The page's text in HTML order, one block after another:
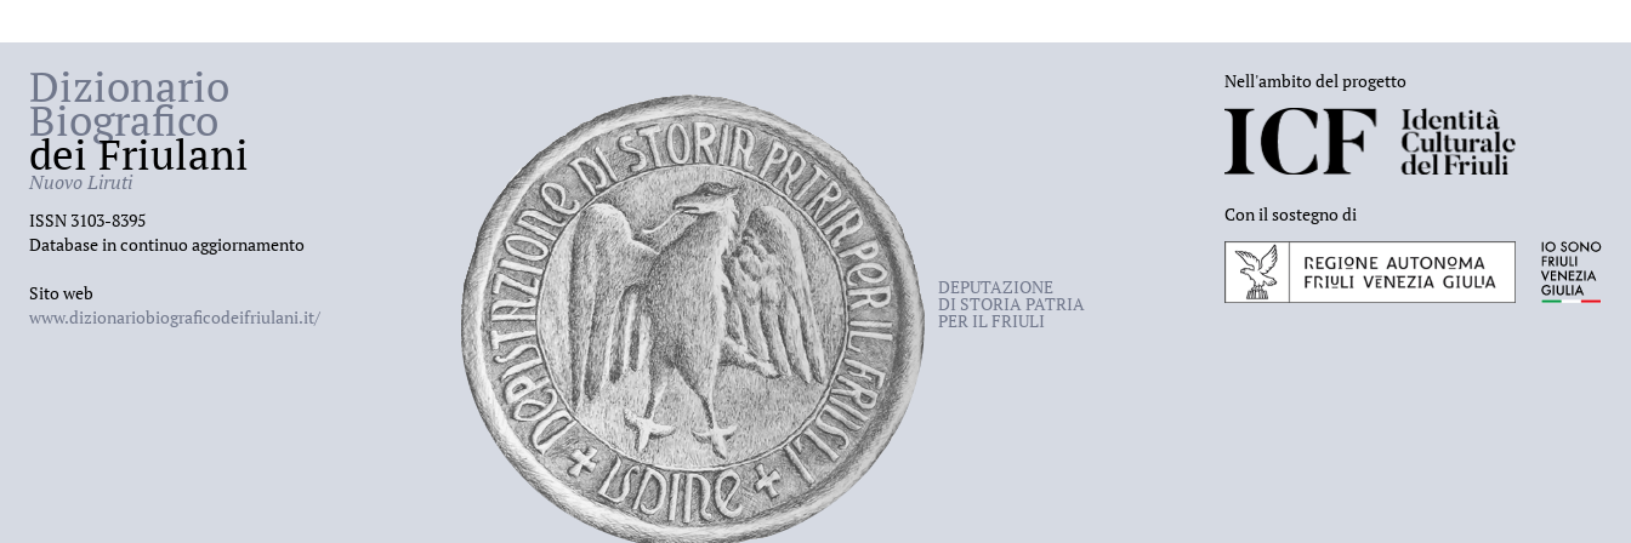
Dizionario
Biografico
dei Friulani
Nuovo Liruti
ISSN 3103-8395
Database in continuo aggiornamento
Sito web
www.dizionariobiograficodeifriulani.it/
DEPUTAZIONE
DI STORIA PATRIA
PER IL FRIULI
Nell'ambito del progetto
Con il sostegno di